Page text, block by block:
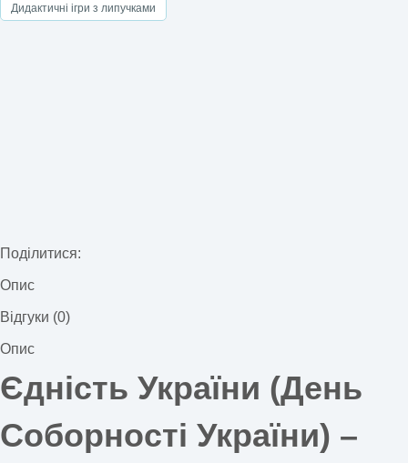
Дидактичні ігри з липучками
Поділитися:
Опис
Відгуки (0)
Опис
Єдність України (День
Соборності України) –